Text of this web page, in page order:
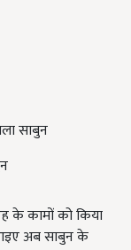
साबुन
के कामों को किया
आइए अब साबुन के